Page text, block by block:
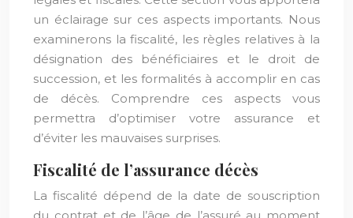
un éclairage sur ces aspects importants. Nous
examinerons la fiscalité, les règles relatives à la
désignation des bénéficiaires et le droit de
succession, et les formalités à accomplir en cas
de décès. Comprendre ces aspects vous
permettra d’optimiser votre assurance et
d’éviter les mauvaises surprises.
Fiscalité de l’assurance décès
La fiscalité dépend de la date de souscription